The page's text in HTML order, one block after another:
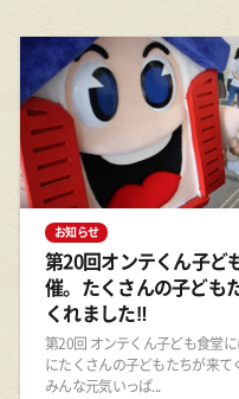
お知らせ
第20回オンテくん子ど
催。たくさんの子ども
くれました‼
第20回 オンテくん子ども食堂
にたくさんの子どもたちが来て
みんな元気いっぱ...